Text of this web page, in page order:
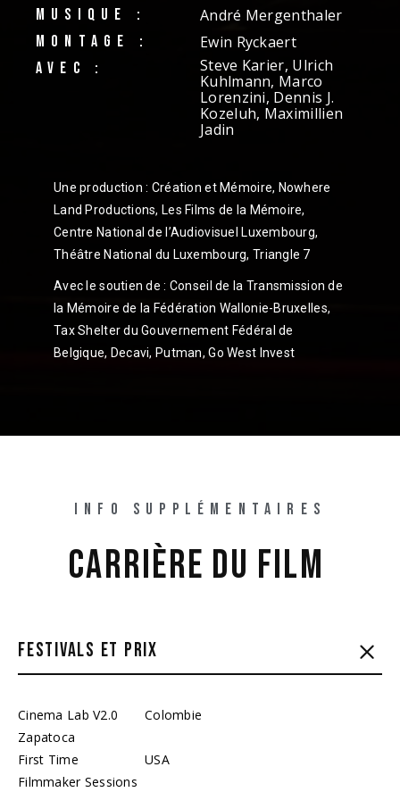
MUSIQUE : André Mergenthaler
MONTAGE : Ewin Ryckaert
AVEC :
Steve Karier, Ulrich
Kuhlmann, Marco
Lorenzini, Dennis J.
Kozeluh, Maximillien
Jadin
Une production : Création et Mémoire, Nowhere
Land Productions, Les Films de la Mémoire,
Centre National de l’Audiovisuel Luxembourg,
Théâtre National du Luxembourg, Triangle 7
Avec le soutien de : Conseil de la Transmission de
la Mémoire de la Fédération Wallonie-Bruxelles,
Tax Shelter du Gouvernement Fédéral de
Belgique, Decavi, Putman, Go West Invest
INFO SUPPLÉMENTAIRES
CARRIÈRE DU FILM
FESTIVALS ET PRIX
Cinema Lab V2.0
Zapatoca
Colombie
First Time
Filmmaker Sessions
USA